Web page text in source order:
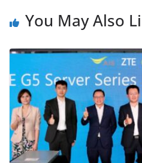
You May Also